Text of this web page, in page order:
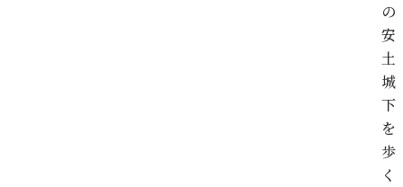
の
安
土
城
下
を
歩
く